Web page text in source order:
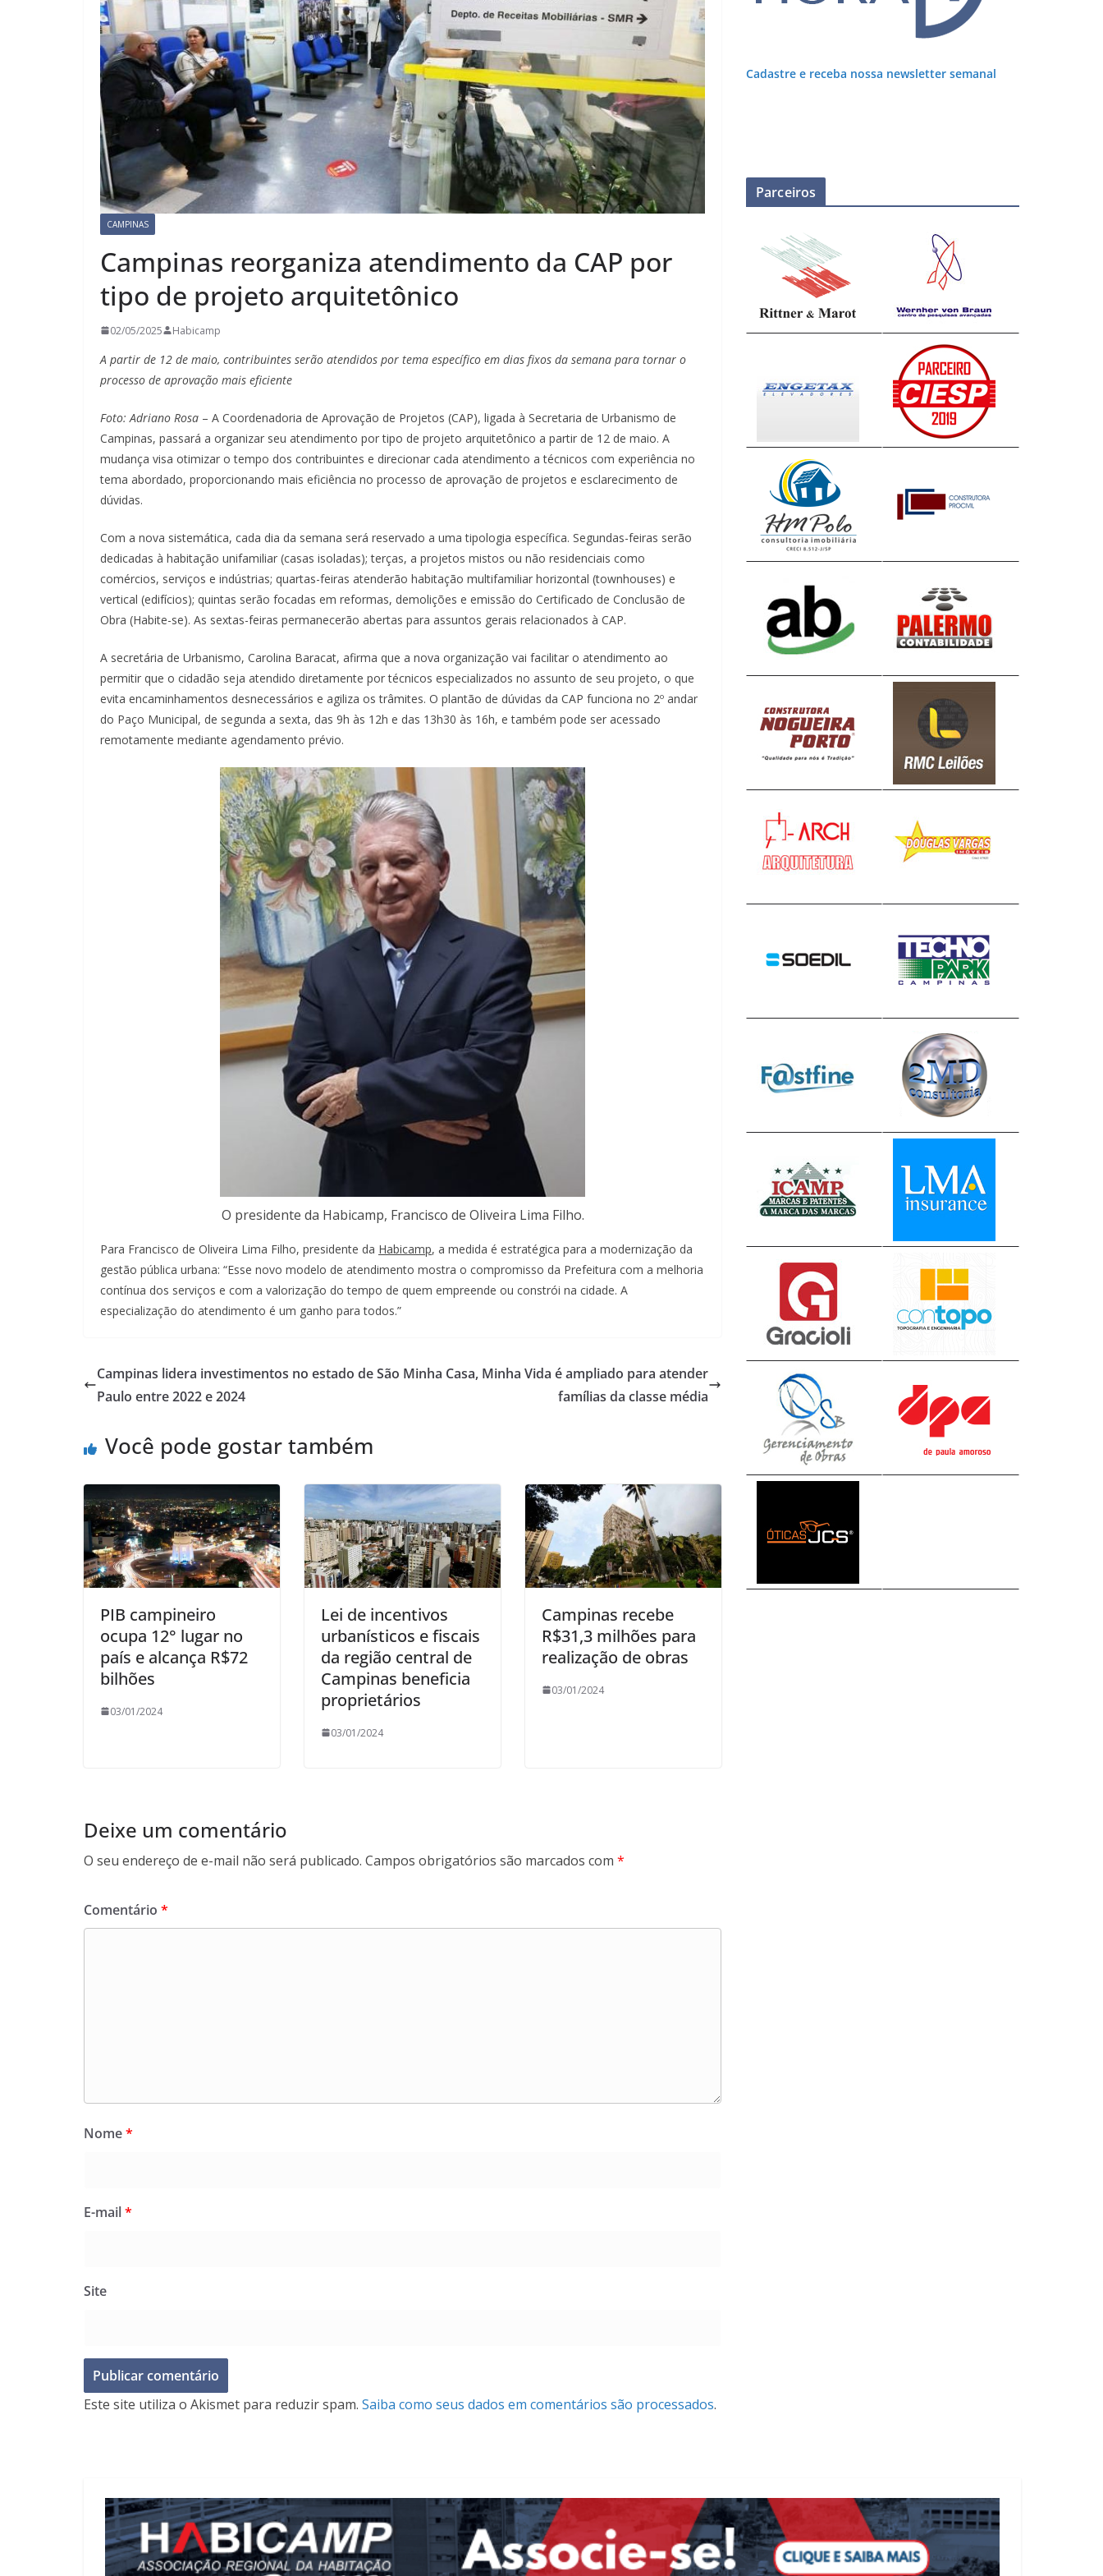
CAMPINAS
Campinas reorganiza atendimento da CAP por
tipo de projeto arquitetônico
02/05/2025 Habicamp
A partir de 12 de maio, contribuintes serão atendidos por tema específico em dias fixos da semana para tornar o
processo de aprovação mais eficiente
Foto: Adriano Rosa – A Coordenadoria de Aprovação de Projetos (CAP), ligada à Secretaria de Urbanismo de
Campinas, passará a organizar seu atendimento por tipo de projeto arquitetônico a partir de 12 de maio. A
mudança visa otimizar o tempo dos contribuintes e direcionar cada atendimento a técnicos com experiência no
tema abordado, proporcionando mais eficiência no processo de aprovação de projetos e esclarecimento de
dúvidas.
Com a nova sistemática, cada dia da semana será reservado a uma tipologia específica. Segundas-feiras serão
dedicadas à habitação unifamiliar (casas isoladas); terças, a projetos mistos ou não residenciais como
comércios, serviços e indústrias; quartas-feiras atenderão habitação multifamiliar horizontal (townhouses) e
vertical (edifícios); quintas serão focadas em reformas, demolições e emissão do Certificado de Conclusão de
Obra (Habite-se). As sextas-feiras permanecerão abertas para assuntos gerais relacionados à CAP.
A secretária de Urbanismo, Carolina Baracat, afirma que a nova organização vai facilitar o atendimento ao
permitir que o cidadão seja atendido diretamente por técnicos especializados no assunto de seu projeto, o que
evita encaminhamentos desnecessários e agiliza os trâmites. O plantão de dúvidas da CAP funciona no 2º andar
do Paço Municipal, de segunda a sexta, das 9h às 12h e das 13h30 às 16h, e também pode ser acessado
remotamente mediante agendamento prévio.
O presidente da Habicamp, Francisco de Oliveira Lima Filho.
Para Francisco de Oliveira Lima Filho, presidente da Habicamp, a medida é estratégica para a modernização da
gestão pública urbana: “Esse novo modelo de atendimento mostra o compromisso da Prefeitura com a melhoria
contínua dos serviços e com a valorização do tempo de quem empreende ou constrói na cidade. A
especialização do atendimento é um ganho para todos.”
Campinas lidera investimentos no estado de São
Paulo entre 2022 e 2024
Minha Casa, Minha Vida é ampliado para atender
famílias da classe média
Você pode gostar também
PIB campineiro
ocupa 12° lugar no
país e alcança R$72
bilhões
03/01/2024
Lei de incentivos
urbanísticos e fiscais
da região central de
Campinas beneficia
proprietários
03/01/2024
Campinas recebe
R$31,3 milhões para
realização de obras
03/01/2024
Deixe um comentário
O seu endereço de e-mail não será publicado. Campos obrigatórios são marcados com *
Comentário *
Nome*
E-mail*
Site
Este site utiliza o Akismet para reduzir spam. Saiba como seus dados em comentários são processados.
Cadastre e receba nossa newsletter semanal
Parceiros